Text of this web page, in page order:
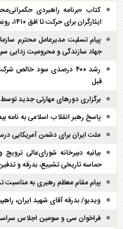
کتاب «برنامه راهبردی
ایثارگران برای حرکت تا افق ۱۴۱۰، رونمایی شد.
پیام تسلیت مدیرعامل محترم
جهاد سازندگی و محرومیت زدایی
رشد ۴۰۰ درصدی سود خالص
قبل
برگزاری دور‌های مهارتی جدید توسط
پاسخ رهبر انقلاب اسلامی به نامه
ملت ایران برای دشمن آمریکایی
بیانیه دبیرخانه شورای‌عالی
حماسه تاریخی تشییع، بدرقه و
پیام مقام معظم رهبری به مناسبت
ویدیو/ بدرقه آقای شهید ایران،
فراخوان سی و سومین اجلاس